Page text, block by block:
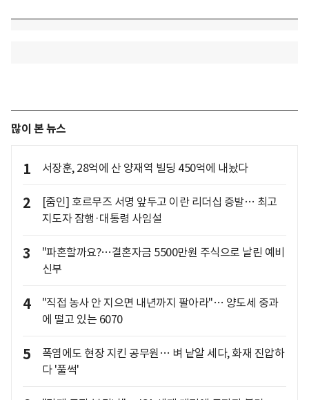
많이 본 뉴스
1 서장훈, 28억에 산 양재역 빌딩 450억에 내놨다
2
[줌인] 호르무즈 서명 앞두고 이란 리더십 증발… 최고
지도자 잠행·대통령 사임설
3
"파혼할까요?…결혼자금 5500만원 주식으로 날린 예비
신부
4
"직접 농사 안 지으면 내년까지 팔아라"… 양도세 중과
에 떨고 있는 6070
5
폭염에도 현장 지킨 공무원… 벼 낱알 세다, 화재 진압하
다 '풀썩'